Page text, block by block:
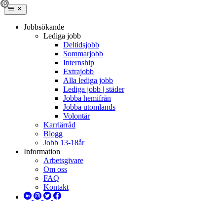
Jobbsökande
Lediga jobb
Deltidsjobb
Sommarjobb
Internship
Extrajobb
Alla lediga jobb
Lediga jobb | städer
Jobba hemifrån
Jobba utomlands
Volontär
Karriärråd
Blogg
Jobb 13-18år
Information
Arbetsgivare
Om oss
FAQ
Kontakt